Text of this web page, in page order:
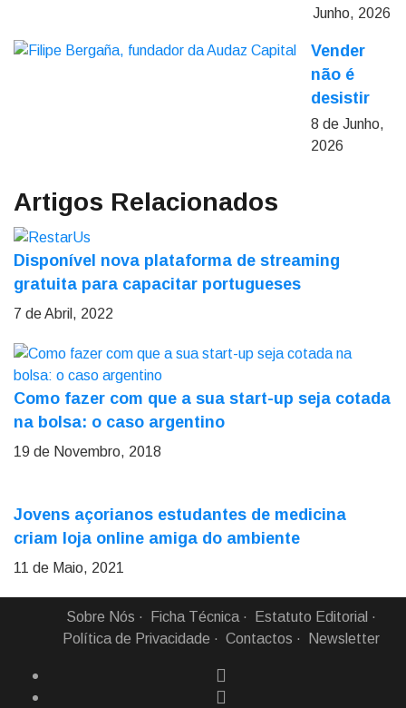
Junho, 2026
Vender
não é
desistir
8 de Junho,
2026
Artigos Relacionados
Disponível nova plataforma de streaming
gratuita para capacitar portugueses
7 de Abril, 2022
Como fazer com que a sua start-up seja cotada
na bolsa: o caso argentino
19 de Novembro, 2018
Jovens açorianos estudantes de medicina
criam loja online amiga do ambiente
11 de Maio, 2021
Sobre Nós Ficha Técnica
Estatuto Editorial
Política de Privacidade
Contactos Newsletter